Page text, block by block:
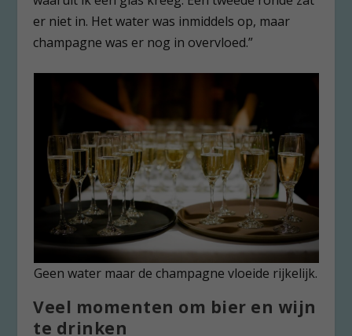
er niet in. Het water was inmiddels op, maar
champagne was er nog in overvloed.”
Geen water maar de champagne vloeide rijkelijk.
Veel momenten om bier en wijn
te drinken